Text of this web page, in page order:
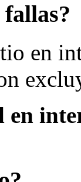
en